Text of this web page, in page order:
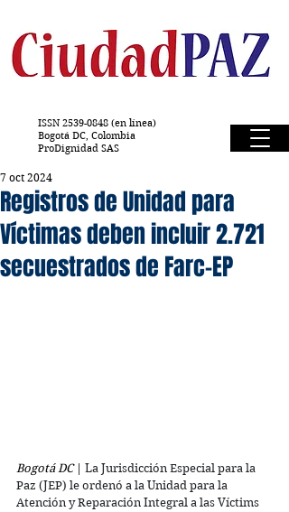
ISSN 2539-0848 (en línea)
Bogotá DC, Colombia
ProDignidad SAS
Registros de Unidad para
Víctimas deben incluir 2.721
secuestrados de Farc-EP
7 oct 2024
Bogotá DC | La Jurisdicción Especial para la
Paz (JEP) le ordenó a la Unidad para la
Atención y Reparación Integral a las Víctims